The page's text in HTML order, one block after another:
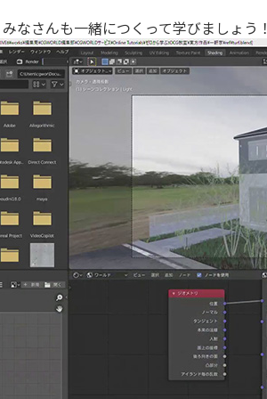
なさんも一緒につくって学びましょう